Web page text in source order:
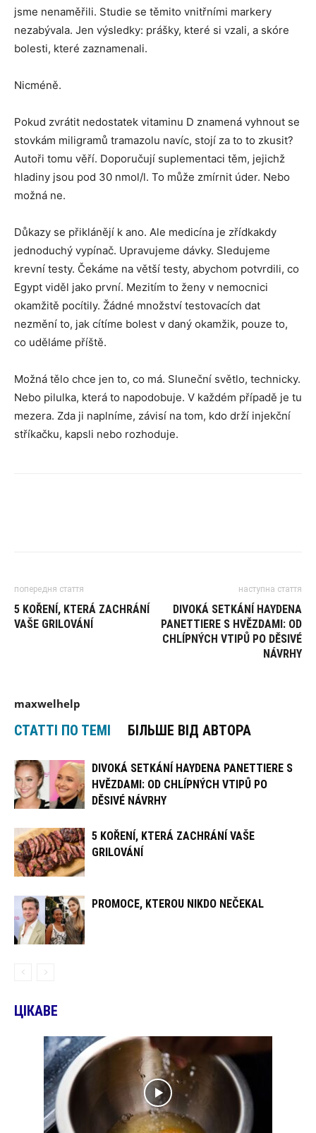
jsme nenaměřili. Studie se těmito vnitřními markery
nezabývala. Jen výsledky: prášky, které si vzali, a skóre
bolesti, které zaznamenali.
Nicméně.
Pokud zvrátit nedostatek vitaminu D znamená vyhnout se
stovkám miligramů tramazolu navíc, stojí za to to zkusit?
Autoři tomu věří. Doporučují suplementaci těm, jejichž
hladiny jsou pod 30 nmol/l. To může zmírnit úder. Nebo
možná ne.
Důkazy se přiklánějí k ano. Ale medicína je zřídkakdy
jednoduchý vypínač. Upravujeme dávky. Sledujeme
krevní testy. Čekáme na větší testy, abychom potvrdili, co
Egypt viděl jako první. Mezitím to ženy v nemocnici
okamžitě pocítily. Žádné množství testovacích dat
nezmění to, jak cítíme bolest v daný okamžik, pouze to,
co uděláme příště.
Možná tělo chce jen to, co má. Sluneční světlo, technicky.
Nebo pilulka, která to napodobuje. V každém případě je tu
mezera. Zda ji naplníme, závisí na tom, kdo drží injekční
stříkačku, kapsli nebo rozhoduje.
попередня стаття
5 KOŘENÍ, KTERÁ ZACHRÁNÍ
VAŠE GRILOVÁNÍ
наступна стаття
DIVOKÁ SETKÁNÍ HAYDENA
PANETTIERE S HVĚZDAMI: OD
CHLÍPNÝCH VTIPŮ PO DĚSIVÉ
NÁVRHY
maxwelhelp
СТАТТІ ПО ТЕМІ БІЛЬШЕ ВІД АВТОРА
DIVOKÁ SETKÁNÍ HAYDENA PANETTIERE S
HVĚZDAMI: OD CHLÍPNÝCH VTIPŮ PO
DĚSIVÉ NÁVRHY
5 KOŘENÍ, KTERÁ ZACHRÁNÍ VAŠE
GRILOVÁNÍ
PROMOCE, KTEROU NIKDO NEČEKAL
ЦІКАВЕ